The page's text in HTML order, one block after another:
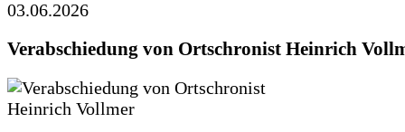
03.06.2026
Verabschiedung von Ortschronist Heinrich